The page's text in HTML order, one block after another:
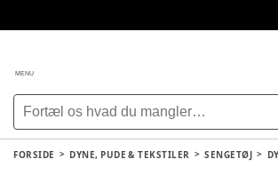
MENU
FORSIDE DYNE, PUDE & TEKSTILER SENGETØJ